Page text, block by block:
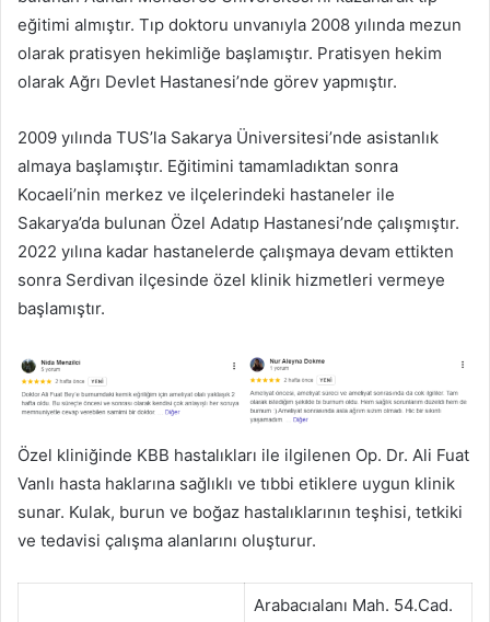
eğitimi almıştır. Tıp doktoru unvanıyla 2008 yılında mezun
olarak pratisyen hekimliğe başlamıştır. Pratisyen hekim
olarak Ağrı Devlet Hastanesi’nde görev yapmıştır.
2009 yılında TUS’la Sakarya Üniversitesi’nde asistanlık
almaya başlamıştır. Eğitimini tamamladıktan sonra
Kocaeli’nin merkez ve ilçelerindeki hastaneler ile
Sakarya’da bulunan Özel Adatıp Hastanesi’nde çalışmıştır.
2022 yılına kadar hastanelerde çalışmaya devam ettikten
sonra Serdivan ilçesinde özel klinik hizmetleri vermeye
başlamıştır.
Özel kliniğinde KBB hastalıkları ile ilgilenen Op. Dr. Ali Fuat
Vanlı hasta haklarına sağlıklı ve tıbbi etiklere uygun klinik
sunar. Kulak, burun ve boğaz hastalıklarının teşhisi, tetkiki
ve tedavisi çalışma alanlarını oluşturur.
Arabacıalanı Mah. 54.Cad.